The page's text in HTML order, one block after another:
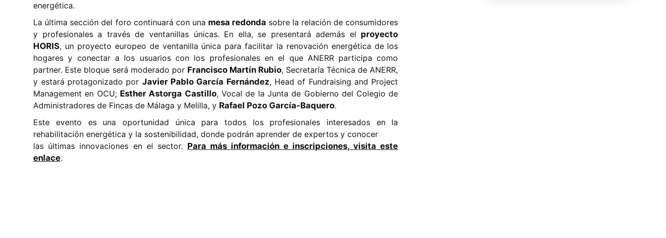
energética.
La última sección del foro continuará con una mesa redonda sobre la relación de consumidores
y profesionales a través de ventanillas únicas. En ella, se presentará además el proyecto
HORIS, un proyecto europeo de ventanilla única para facilitar la renovación energética de los
hogares y conectar a los usuarios con los profesionales en el que ANERR participa como
partner. Este bloque será moderado por Francisco Martín Rubio, Secretaría Técnica de ANERR,
y estará protagonizado por Javier Pablo García Fernández, Head of Fundraising and Project
Management en OCU; Esther Astorga Castillo, Vocal de la Junta de Gobierno del Colegio de
Administradores de Fincas de Málaga y Melilla, y Rafael Pozo García-Baquero.
Este evento es una oportunidad única para todos los profesionales interesados en la
rehabilitación energética y la sostenibilidad, donde podrán aprender de expertos y conocer
las últimas innovaciones en el sector. Para más información e inscripciones, visita este
enlace.